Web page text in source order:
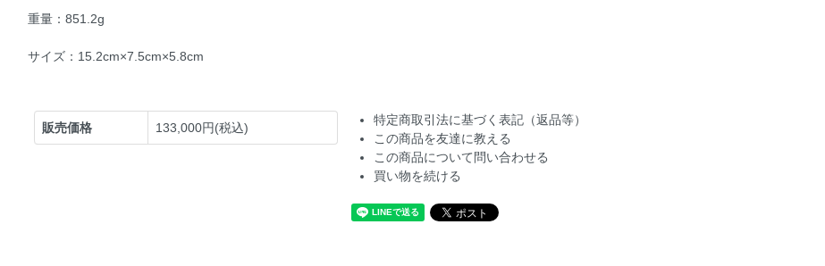
重量：851.2g
サイズ：15.2cm×7.5cm×5.8cm
販売価格 133,000円(税込)
特定商取引法に基づく表記（返品等）
この商品を友達に教える
この商品について問い合わせる
買い物を続ける